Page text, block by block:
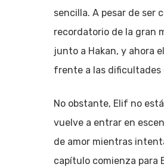
sencilla. A pesar de ser
recordatorio de la gran
junto a Hakan, y ahora
frente a las dificultades
No obstante, Elif no
vuelve a entrar en
de amor mientras
capítulo comienza para